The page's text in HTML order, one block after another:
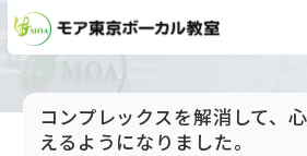
コンプレックスを解消して、
えるようになりました。